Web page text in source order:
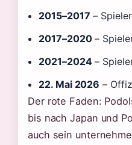
2015–2017 –
2017–2020–
2021–2024–
22. Mai 2026 –
Der rote Faden:
bis nach Japan und
auch sein